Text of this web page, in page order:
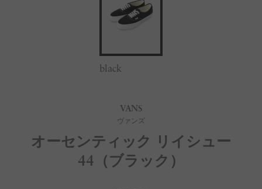
black
VANS
ヴァンズ
オーセンティック リイシュー
44（ブラック）